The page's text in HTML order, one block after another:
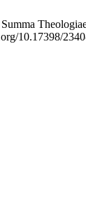
10.17398/